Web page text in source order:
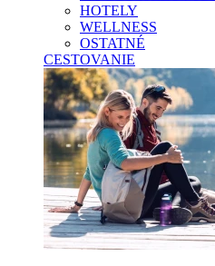
HOTELY
WELLNESS
OSTATNÉ
CESTOVANIE